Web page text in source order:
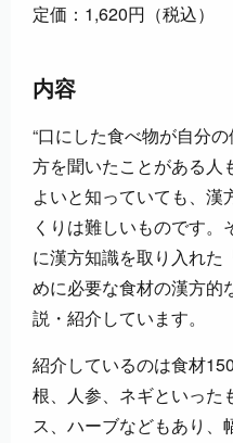
定価：1,620円（税込）
内容
“口にした食べ物が自分
方を聞いたことがある人
よいと知っていても、
くりは難しいものです
に漢方知識を取り入れた
めに必要な食材の漢方的
説・紹介しています。
紹介しているのは食材
根、人参、ネギといった
ス、ハーブなどもあり、